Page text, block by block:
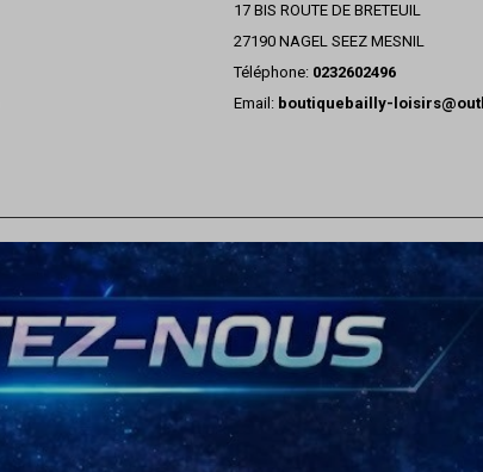
17 BIS ROUTE DE BRETEUIL
27190 NAGEL SEEZ MESNIL
Téléphone: 0232602496
Email: boutiquebailly-